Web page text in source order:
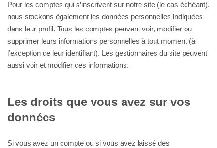
Pour les comptes qui s’inscrivent sur notre site (le cas échéant),
nous stockons également les données personnelles indiquées
dans leur profil. Tous les comptes peuvent voir, modifier ou
supprimer leurs informations personnelles à tout moment (à
l’exception de leur identifiant). Les gestionnaires du site peuvent
aussi voir et modifier ces informations.
Les droits que vous avez sur vos
données
Si vous avez un compte ou si vous avez laissé des